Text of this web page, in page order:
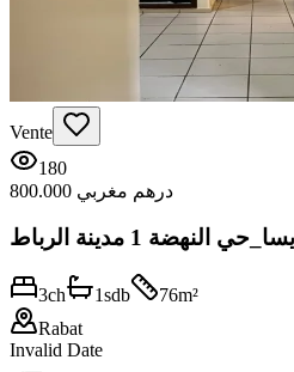
Vente
180
800.000 درهم مغربي
1 مدينة الرباط
3ch 1sdb 76m²
Rabat
Invalid Date